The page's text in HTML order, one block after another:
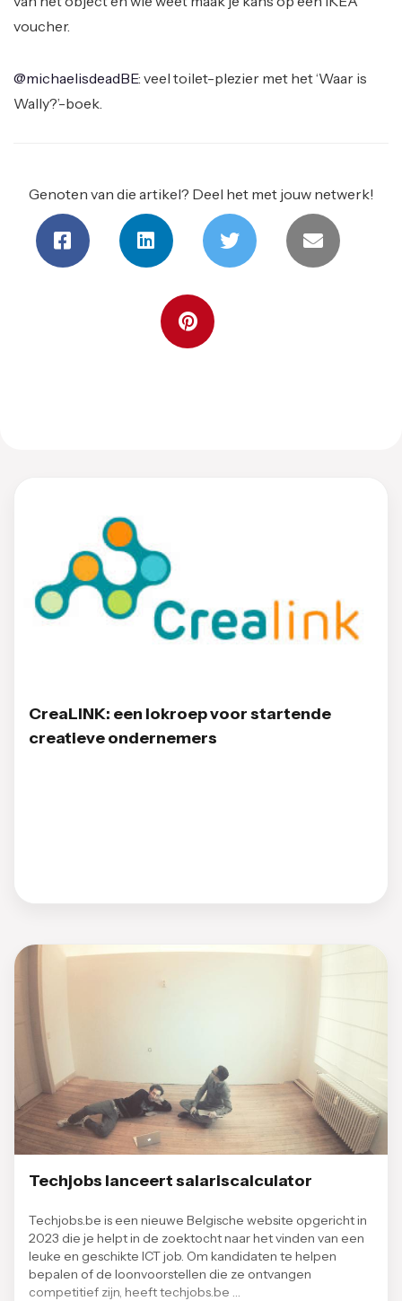
voucher.
@michaelisdeadBE: veel toilet-plezier met het ‘Waar is
Wally?’-boek.
Genoten van die artikel? Deel het met jouw netwerk!
CreaLINK: een lokroep voor startende
creatieve ondernemers
Techjobs lanceert salariscalculator
Techjobs.be is een nieuwe Belgische website opgericht in
2023 die je helpt in de zoektocht naar het vinden van een
leuke en geschikte ICT job. Om kandidaten te helpen
bepalen of de loonvoorstellen die ze ontvangen
competitief zijn, heeft techjobs.be …